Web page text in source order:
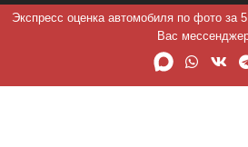
Экспресс оценка автомобиля по фото за
Вас